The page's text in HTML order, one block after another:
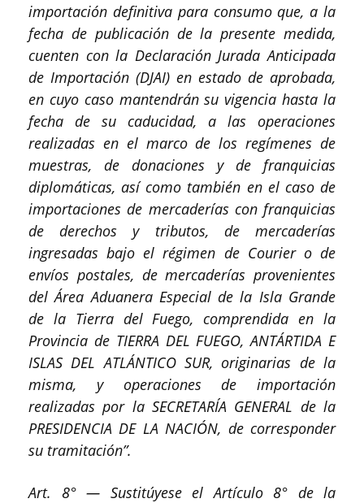
importación definitiva para consumo que, a la
fecha de publicación de la presente medida,
cuenten con la Declaración Jurada Anticipada
de Importación (DJAI) en estado de aprobada,
en cuyo caso mantendrán su vigencia hasta la
fecha de su caducidad, a las operaciones
realizadas en el marco de los regímenes de
muestras, de donaciones y de franquicias
diplomáticas, así como también en el caso de
importaciones de mercaderías con franquicias
de derechos y tributos, de mercaderías
ingresadas bajo el régimen de Courier o de
envíos postales, de mercaderías provenientes
del Área Aduanera Especial de la Isla Grande
de la Tierra del Fuego, comprendida en la
Provincia de TIERRA DEL FUEGO, ANTÁRTIDA E
ISLAS DEL ATLÁNTICO SUR, originarias de la
misma, y operaciones de importación
realizadas por la SECRETARÍA GENERAL de la
PRESIDENCIA DE LA NACIÓN, de corresponder
su tramitación”.
Art. 8° — Sustitúyese el Artículo 8° de la